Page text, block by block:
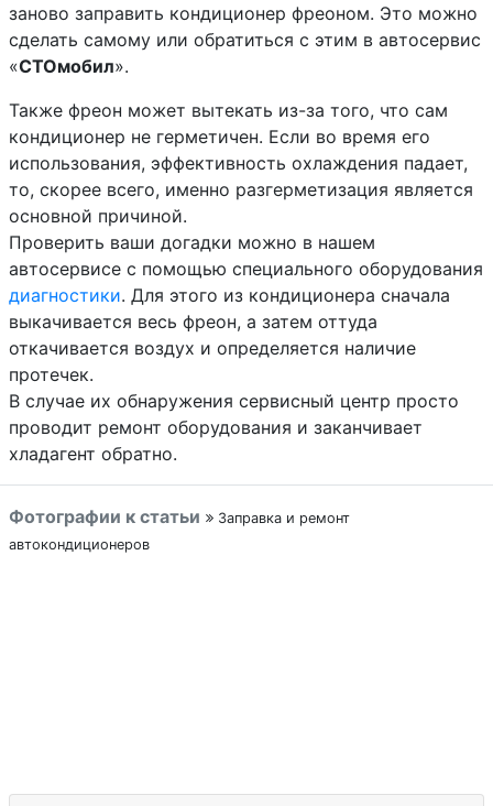
заново заправить кондиционер фреоном. Это можно
сделать самому или обратиться с этим в автосервис
«СТОмобил».
Также фреон может вытекать из-за того, что сам
кондиционер не герметичен. Если во время его
использования, эффективность охлаждения падает,
то, скорее всего, именно разгерметизация является
основной причиной.
Проверить ваши догадки можно в нашем
автосервисе с помощью специального оборудования
диагностики. Для этого из кондиционера сначала
выкачивается весь фреон, а затем оттуда
откачивается воздух и определяется наличие
протечек.
В случае их обнаружения сервисный центр просто
проводит ремонт оборудования и заканчивает
хладагент обратно.
Фотографии к статьи
Заправка и ремонт
автокондиционеров